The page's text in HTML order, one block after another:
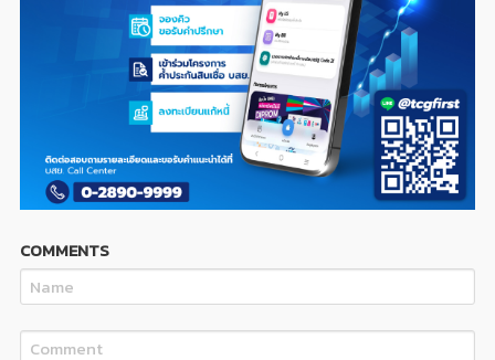
COMMENTS